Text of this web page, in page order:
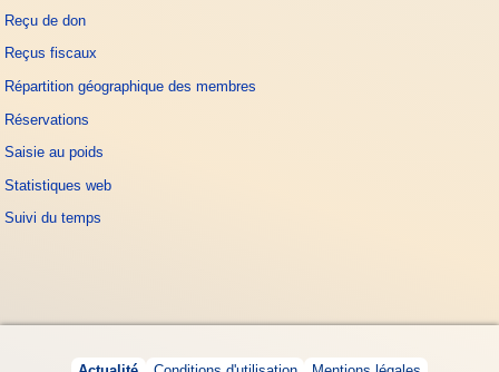
Reçu de don
Reçus fiscaux
Répartition géographique des membres
Réservations
Saisie au poids
Statistiques web
Suivi du temps